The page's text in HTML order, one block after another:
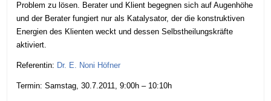
Problem zu lösen. Berater und Klient begegnen sich auf Augenhöhe
und der Berater fungiert nur als Katalysator, der die konstruktiven
Energien des Klienten weckt und dessen Selbstheilungskräfte
aktiviert.
Referentin: Dr. E. Noni Höfner
Termin: Samstag, 30.7.2011, 9:00h – 10:10h